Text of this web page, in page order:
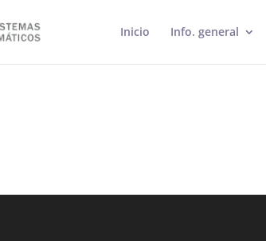
Inicio Info. general